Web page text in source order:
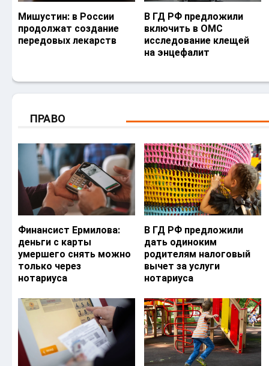
Мишустин: в России
продолжат создание
передовых лекарств
В ГД РФ предложили
включить в ОМС
исследование клещей
на энцефалит
ПРАВО
Финансист Ермилова:
деньги с карты
умершего снять можно
только через
нотариуса
В ГД РФ предложили
дать одиноким
родителям налоговый
вычет за услуги
нотариуса